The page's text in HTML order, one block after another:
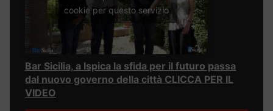
cookie per questo servizio
Bar Sicilia, a Ispica la sfida per il futuro passa
dal nuovo governo della città CLICCA PER IL
VIDEO